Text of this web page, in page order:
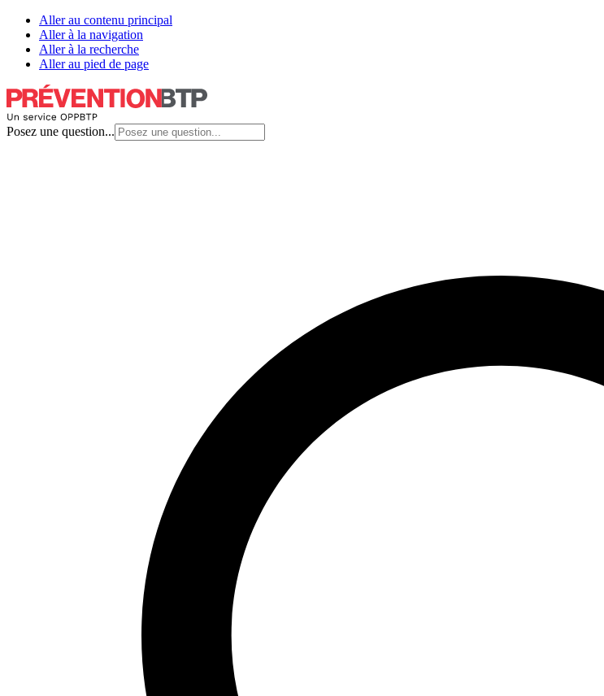
Aller au contenu principal
Aller à la navigation
Aller à la recherche
Aller au pied de page
Posez une question...